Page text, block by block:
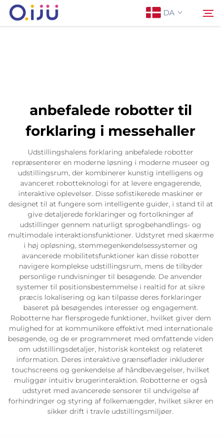
DA
Anvendelse
Sag
Nyheder
Servicesupport
Kontakt os
anbefalede robotter til
forklaring i messehaller
Udstillingshalens forklaring anbefalede robotter
repræsenterer en moderne løsning i moderne museer og
udstillingsrum, der kombinerer kunstig intelligens og
avanceret robotteknologi for at levere engagerende,
interaktive oplevelser. Disse sofistikerede maskiner er
designet til at fungere som intelligente guider, i stand til at
give detaljerede forklaringer og fortolkninger af
udstillinger gennem naturligt sprogbehandlings- og
multimodale interaktionsfunktioner. Udstyret med skærme
i høj opløsning, stemmegenkendelsessystemer og
avancerede mobilitetsfunktioner kan disse robotter
navigere komplekse udstillingsrum, mens de tilbyder
personlige rundvisninger til besøgende. De anvender
systemer til positionsbestemmelse i realtid for at sikre
præcis lokalisering og kan tilpasse deres forklaringer
baseret på besøgendes interesser og engagement.
Robotterne har flersprogede funktioner, hvilket giver dem
mulighed for at kommunikere effektivt med internationale
besøgende, og de er programmeret med omfattende viden
om udstillingsdetaljer, historisk kontekst og relateret
information. Deres interaktive grænseflader inkluderer
touchscreens og genkendelse af håndbevægelser, hvilket
muliggør intuitiv brugerinteraktion. Robotterne er også
udstyret med avancerede sensorer til undvigelse af
forhindringer og styring af folkemængder, hvilket sikrer en
sikker drift i travle udstillingsmiljøer.